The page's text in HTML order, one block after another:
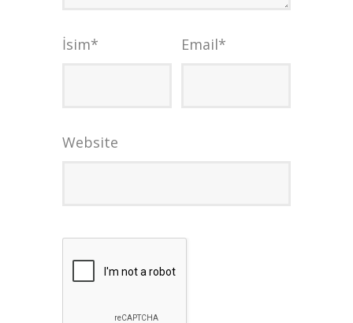
İsim* Email*
Website